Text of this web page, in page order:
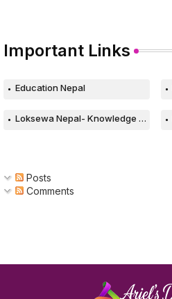
Important Links
Education Nepal
Loksewa Nepal- Knowledge Based Web
Posts
Comments